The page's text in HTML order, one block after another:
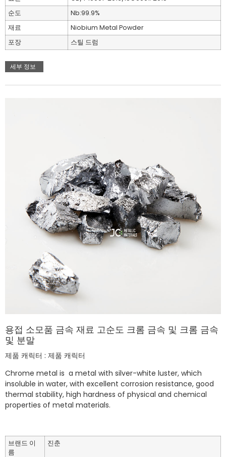
순도
Nb:99.9%
재료
Niobium Metal Powder
포장
스틸 드럼
세부 정보
용접 소모품 금속 재료 고순도 크롬 금속 및 크롬 금속
및 분말
제품 캐릭터 : 제품 캐릭터
Chrome metal is a metal with silver-white luster, which
insoluble in water, with excellent corrosion resistance, good
thermal stability, high hardness of physical and chemical
properties of metal materials.
브랜드 이
름
진춘